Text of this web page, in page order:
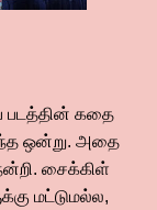
படத்தின் கதை
ஒன்று. அதை
சைக்கிள்
மட்டுமல்ல,